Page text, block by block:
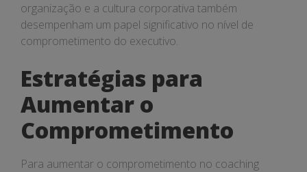
organização e a cultura corporativa também
desempenham um papel significativo no nível de
comprometimento do executivo.
Estratégias para
Aumentar o
Comprometimento
Para aumentar o comprometimento no coaching